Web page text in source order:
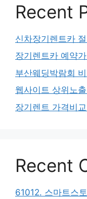
Recent
신차장기렌트카
장기렌트카 예약
부산웨딩박람회
웹사이트 상위노
장기렌트 가격비
Recent
61012. 스마트스